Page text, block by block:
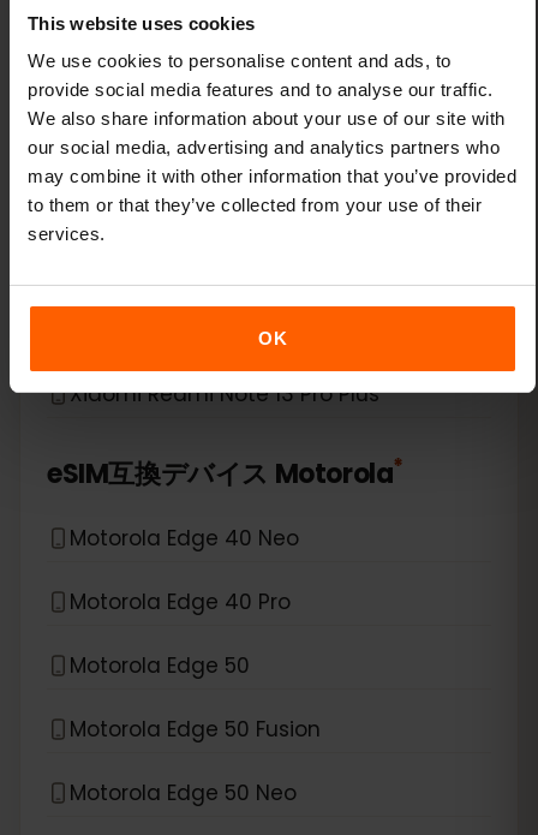
This website uses cookies
We use cookies to personalise content and ads, to
provide social media features and to analyse our traffic.
We also share information about your use of our site with
our social media, advertising and analytics partners who
may combine it with other information that you’ve provided
to them or that they’ve collected from your use of their
services.
OK
Xiaomi 14 Pro
Xiaomi 14T
Xiaomi 14T Pro
Xiaomi 15
Xiaomi Redmi Note 13 Pro
Xiaomi Redmi Note 13 Pro Plus
eSIM互換デバイス Motorola*
Motorola Edge 40 Neo
Motorola Edge 40 Pro
Motorola Edge 50
Motorola Edge 50 Fusion
Motorola Edge 50 Neo